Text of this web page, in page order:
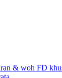
& woh FD